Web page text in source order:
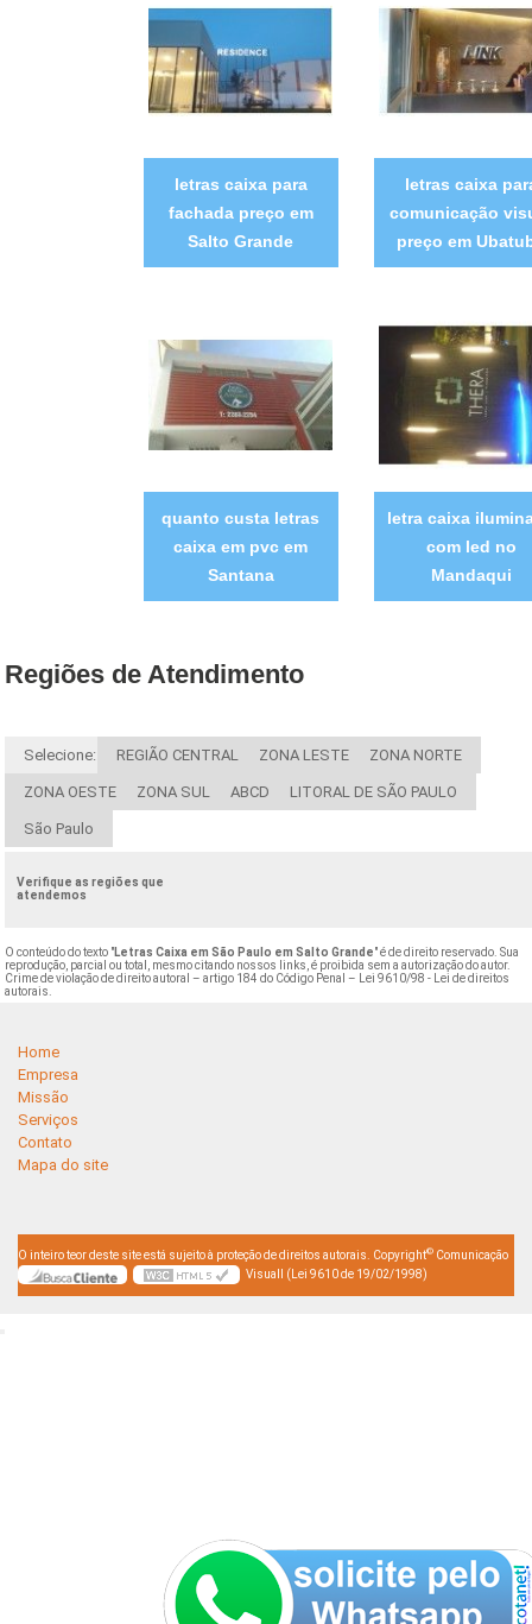
letras caixa para
fachada preço em
Salto Grande
letras caixa
comunicação
preço em
quanto custa letras
caixa em pvc em
Santana
letra caixa
com led no
Mandaqui
Regiões de Atendimento
Selecione: REGIÃO CENTRAL ZONA LESTE ZONA NORTE
ZONA OESTE ZONA SUL ABCD LITORAL DE SÃO PAULO
São Paulo
Verifique as regiões que
atendemos
O conteúdo do texto "Letras Caixa em São Paulo em Salto Grande" é de direito reservado. Sua
reprodução, parcial ou total, mesmo citando nossos links, é proibida sem a autorização do autor.
Crime de violação de direito autoral – artigo 184 do Código Penal –
Lei 9610/98 - Lei de direitos
autorais
Home
Empresa
Missão
Serviços
Contato
Mapa do site
O inteiro teor deste site está sujeito à proteção de direitos autorais. Copyright© Comunicação
Visuall (Lei 9610 de 19/02/1998)